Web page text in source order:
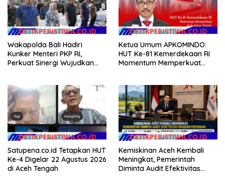
Wakapolda Bali Hadiri
Kunker Menteri PKP RI,
Perkuat Sinergi Wujudkan
Ketua Umum APKOMINDO:
HUT Ke-81 Kemerdekaan RI
Momentum Memperkuat
Hukum Menuju Indonesia
Emas 2045
Satupena.co.id Tetapkan HUT
Ke-4 Digelar 22 Agustus 2026
di Aceh Tengah
Kemiskinan Aceh Kembali
Meningkat, Pemerintah
Diminta Audit Efektivitas